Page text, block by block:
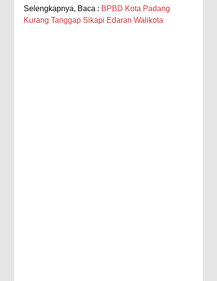
Selengkapnya, Baca : BPBD Kota Padang
Kurang Tanggap Sikapi Edaran Walikota